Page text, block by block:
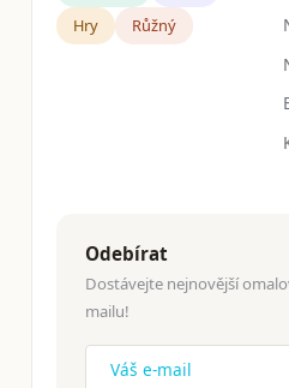
Hry
Růžný
Odebírat
Dostávejte nejnovější
mailu!